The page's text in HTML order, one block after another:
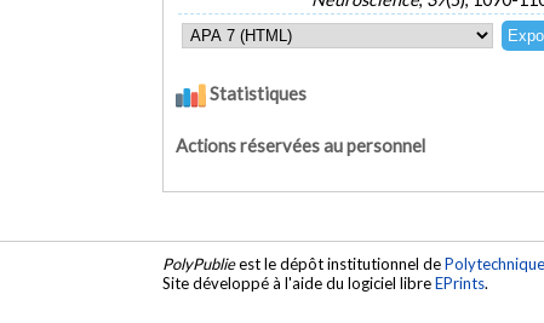
Statistiques
Actions réservées au personnel
PolyPublieest le dépôt institutionnel de
Site développé à l'aide du logiciel libreEPrints.